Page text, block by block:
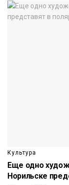
Культура
Еще одно
Норильске